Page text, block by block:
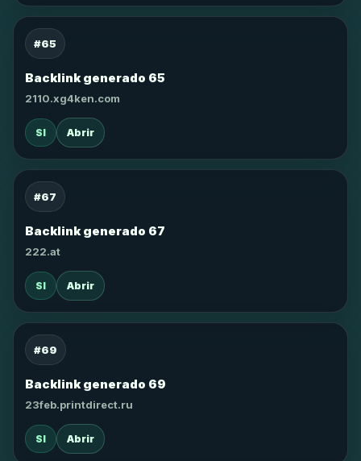
#65
Backlink generado 65
2110.xg4ken.com
SI Abrir
#67
Backlink generado 67
222.at
SI Abrir
#69
Backlink generado 69
23feb.printdirect.ru
SI Abrir